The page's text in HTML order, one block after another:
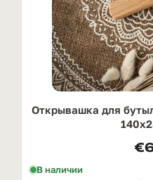
Открывашка для
€
В наличии